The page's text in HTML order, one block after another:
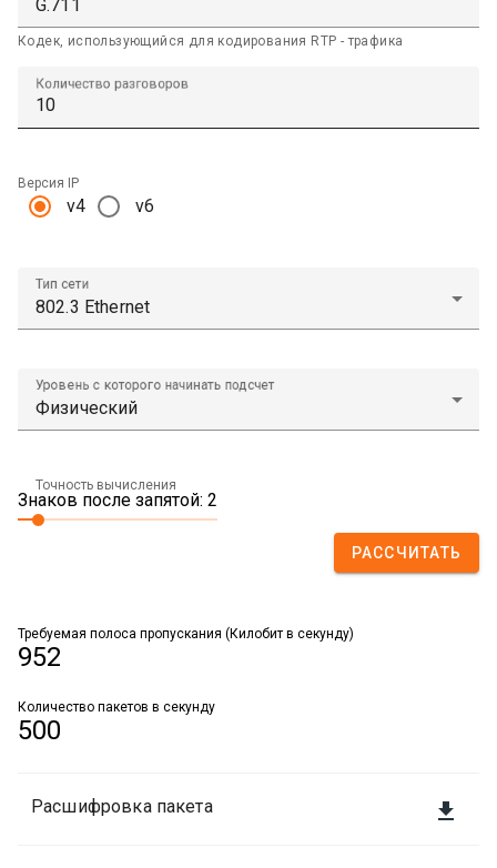
Кодек, использующийся для кодирования RTP - трафика
Количество разговоров
Версия IP
v4 v6
Тип сети
Уровень с которого начинать подсчет
Точность вычисления
Знаков после запятой: 2
РАССЧИТАТЬ
Требуемая полоса пропускания (Килобит в секунду)
952
Количество пакетов в секунду
500

Расшифровка пакета